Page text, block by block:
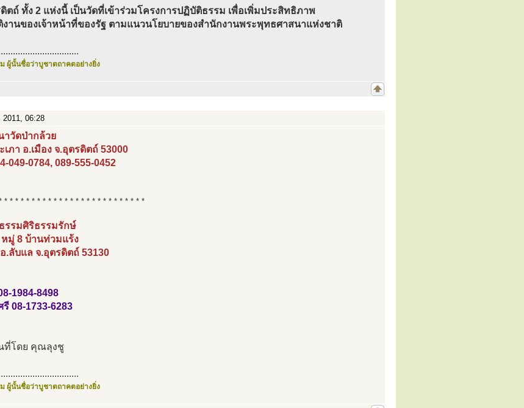
ตถ์ ทั้ง 2 แห่งนี้ เป็นวัดที่เข้าร่วมโครงการปฏิบัติธรรม เพื่อเพิ่มประสิทธิภาพ
านของเจ้าหน้าที่ของรัฐ ตามแนวนโยบายของสำนักงานพระพุทธศาสนาแห่งชาติ
ผู้นั้นชื่อว่าบูชาตถาคตอย่างยิ่ง
2011, 06:28
าวัดป่ากล้วย
เภา อ.เมือง จ.อุตรดิตถ์ 53000
049-0784, 089-555-0452
* * * * * * * * * * * * * * * * * * * * * * * * * *
รรมศิริธรรมรักษ์
หมู่ 8 บ้านท่วมแร้ง
.ลับแล จ.อุตรดิตถ์ 53130
1984-8498
08-1733-6283
ที่โดย คุณลุงชู
ผู้นั้นชื่อว่าบูชาตถาคตอย่างยิ่ง